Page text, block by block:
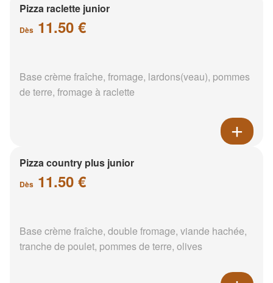
Pizza raclette junior
Dès 11.50 €
Base crème fraîche, fromage, lardons(veau), pommes
de terre, fromage à raclette
Pizza country plus junior
Dès 11.50 €
Base crème fraîche, double fromage, viande hachée,
tranche de poulet, pommes de terre, olives